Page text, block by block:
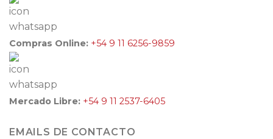
Compras Online: +54 9 11 6256-9859
Mercado Libre: +54 9 11 2537-6405
EMAILS DE CONTACTO